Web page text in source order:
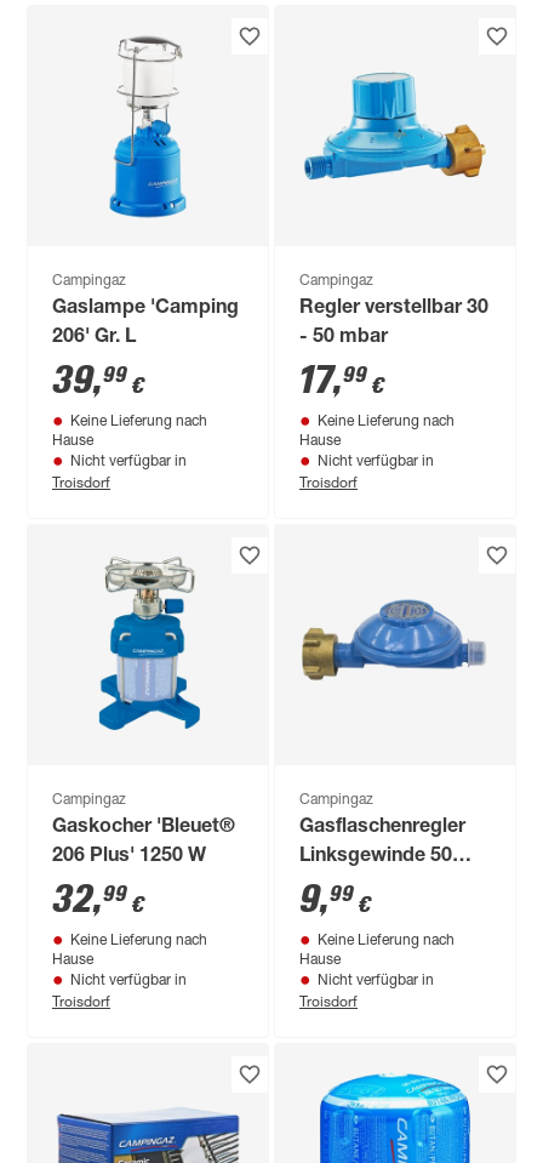
Campingaz
Gaslampe 'Camping
206' Gr. L
39,99 €
Keine Lieferung nach
Hause
Nicht verfügbar in
Troisdorf
Campingaz
Regler verstellbar 30
- 50 mbar
17,99 €
Keine Lieferung nach
Hause
Nicht verfügbar in
Troisdorf
Campingaz
Gaskocher 'Bleuet®
206 Plus' 1250 W
32,99 €
Keine Lieferung nach
Hause
Nicht verfügbar in
Troisdorf
Campingaz
Gasflaschenregler
Linksgewinde 50
mbar R 1/4"
9,99 €
Keine Lieferung nach
Hause
Nicht verfügbar in
Troisdorf